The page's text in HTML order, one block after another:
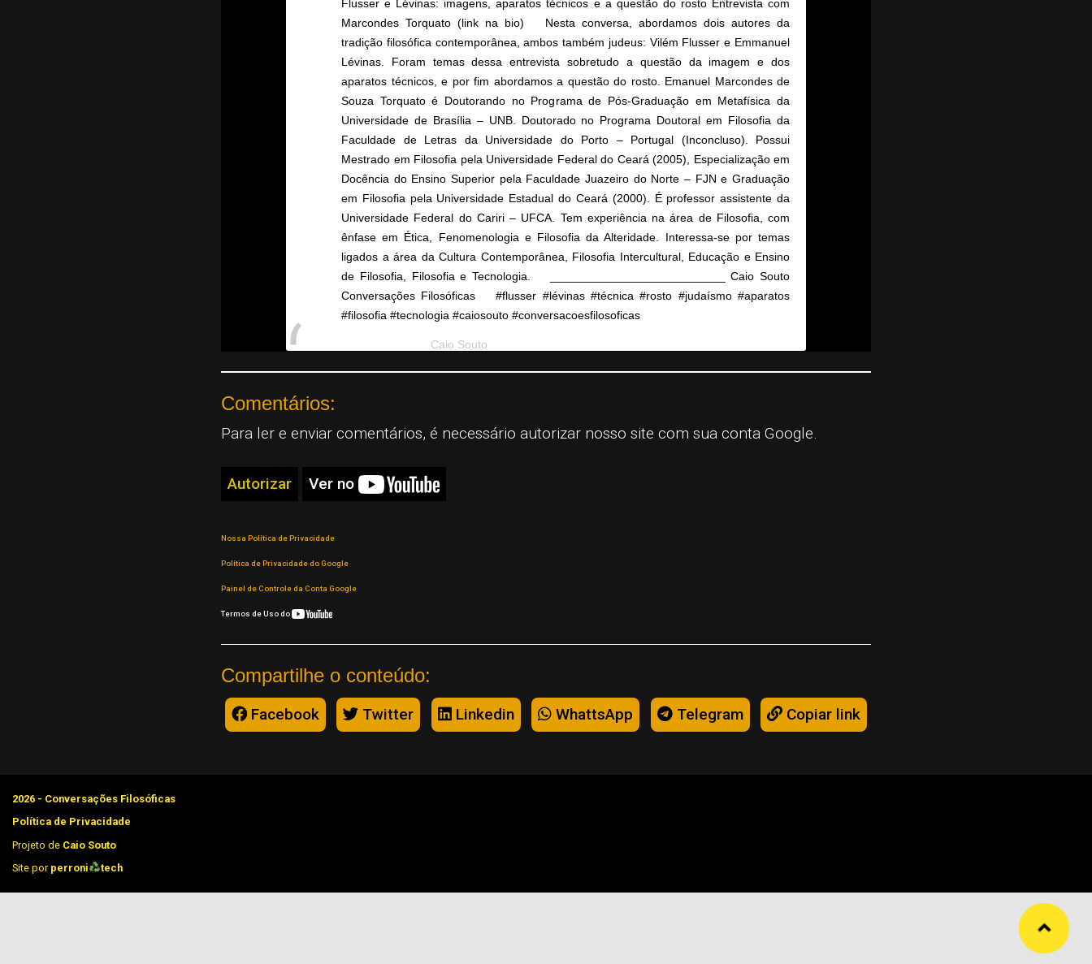
Flusser e Lévinas: imagens, aparatos técnicos e a questão do rosto Entrevista com
Marcondes Torquato (link na bio) ⠀ Nesta conversa, abordamos dois autores da
tradição filosófica contemporânea, ambos também judeus: Vilém Flusser e Emmanuel
Lévinas. Foram temas dessa entrevista sobretudo a questão da imagem e dos
aparatos técnicos, e por fim abordamos a questão do rosto. Emanuel Marcondes de
Souza Torquato é Doutorando no Programa de Pós-Graduação em Metafísica da
Universidade de Brasília – UNB. Doutorado no Programa Doutoral em Filosofia da
Faculdade de Letras da Universidade do Porto – Portugal (Inconcluso). Possui
Mestrado em Filosofia pela Universidade Federal do Ceará (2005), Especialização em
Docência do Ensino Superior pela Faculdade Juazeiro do Norte – FJN e Graduação
em Filosofia pela Universidade Estadual do Ceará (2000). É professor assistente da
Universidade Federal do Cariri – UFCA. Tem experiência na área de Filosofia, com
ênfase em Ética, Fenomenologia e Filosofia da Alteridade. Interessa-se por temas
ligados a área da Cultura Contemporânea, Filosofia Intercultural, Educação e Ensino
de Filosofia, Filosofia e Tecnologia. ⠀ ___________________________ Caio Souto
Conversações Filosóficas ⠀ #flusser #lévinas #técnica #rosto #judaísmo #aparatos
#filosofia #tecnologia #caiosouto #conversacoesfilosoficas
Caio Souto
Comentários:
Para ler e enviar comentários, é necessário autorizar nosso site com sua conta Google.
Autorizar Ver no
Nossa Política de Privacidade
Política de Privacidade do Google
Painel de Controle da Conta Google
Termos de Uso do
Compartilhe o conteúdo:
Facebook Twitter Linkedin WhattsApp Telegram Copiar link
2026 - Conversações Filosóficas
Política de Privacidade
Projeto de Caio Souto
Site por perroni tech